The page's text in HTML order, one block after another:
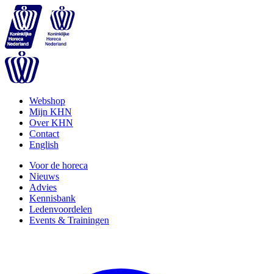
Webshop
Mijn KHN
Over KHN
Contact
English
Voor de horeca
Nieuws
Advies
Kennisbank
Ledenvoordelen
Events & Trainingen